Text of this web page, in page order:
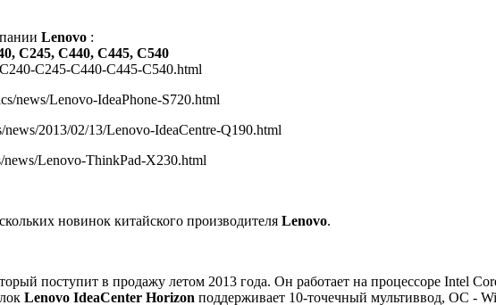
Lenovo :
C245, C440, C445, C540
C245-C440-C445-C540.html
news/Lenovo-IdeaPhone-S720.html
news/2013/02/13/Lenovo-IdeaCentre-Q190.html
news/Lenovo-ThinkPad-X230.html
новинок китайского производителя Lenovo.
поступит в продажу летом 2013 года. Он работает на процессоре Intel
Lenovo IdeaCenter Horizon поддерживает 10-точечный мультиввод, ОС -